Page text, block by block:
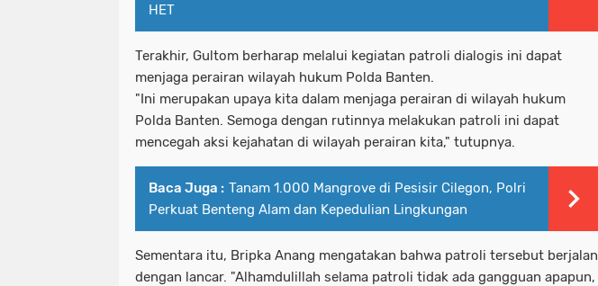
HET
Terakhir, Gultom berharap melalui kegiatan patroli dialogis ini dapat
menjaga perairan wilayah hukum Polda Banten.
"Ini merupakan upaya kita dalam menjaga perairan di wilayah hukum
Polda Banten. Semoga dengan rutinnya melakukan patroli ini dapat
mencegah aksi kejahatan di wilayah perairan kita," tutupnya.
Baca Juga : Tanam 1.000 Mangrove di Pesisir Cilegon, Polri
Perkuat Benteng Alam dan Kepedulian Lingkungan
Sementara itu, Bripka Anang mengatakan bahwa patroli tersebut berjalan
dengan lancar. "Alhamdulillah selama patroli tidak ada gangguan apapun,